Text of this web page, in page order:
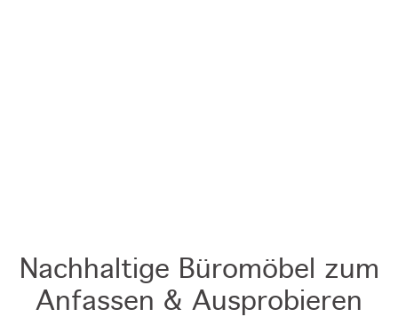
Nachhaltige Büromöbel zum
Anfassen & Ausprobieren